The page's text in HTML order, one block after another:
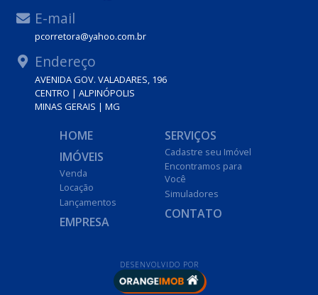
E-mail
pcorretora@yahoo.com.br
Endereço
AVENIDA GOV. VALADARES, 196
CENTRO | ALPINÓPOLIS
MINAS GERAIS | MG
HOME
IMÓVEIS
Venda
Locação
Lançamentos
EMPRESA
SERVIÇOS
Cadastre seu Imóvel
Encontramos para
Você
Simuladores
CONTATO
DESENVOLVIDO POR